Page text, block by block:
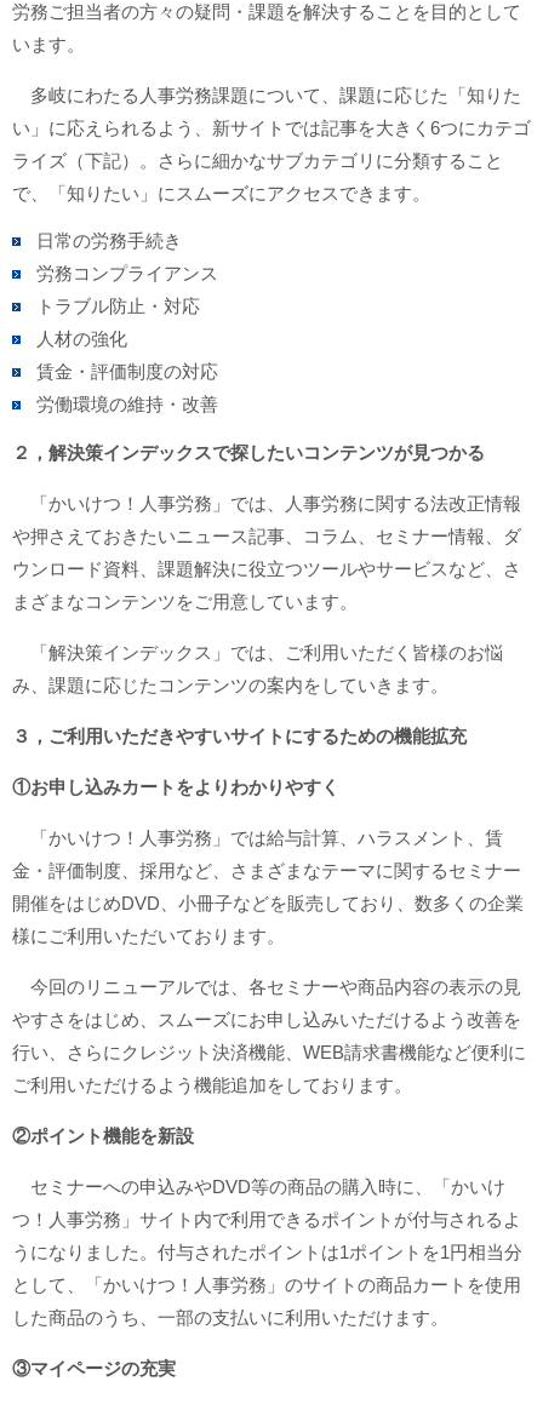
労務ご担当者の方々の疑問・課題を解決することを目的として
います。
多岐にわたる人事労務課題について、課題に応じた「知りた
い」に応えられるよう、新サイトでは記事を大きく6つにカテゴ
ライズ（下記）。さらに細かなサブカテゴリに分類すること
で、「知りたい」にスムーズにアクセスできます。
日常の労務手続き
労務コンプライアンス
トラブル防止・対応
人材の強化
賃金・評価制度の対応
労働環境の維持・改善
２，解決策インデックスで探したいコンテンツが見つかる
「かいけつ！人事労務」では、人事労務に関する法改正情報
や押さえておきたいニュース記事、コラム、セミナー情報、ダ
ウンロード資料、課題解決に役立つツールやサービスなど、さ
まざまなコンテンツをご用意しています。
「解決策インデックス」では、ご利用いただく皆様のお悩
み、課題に応じたコンテンツの案内をしていきます。
３，ご利用いただきやすいサイトにするための機能拡充
①お申し込みカートをよりわかりやすく
「かいけつ！人事労務」では給与計算、ハラスメント、賃
金・評価制度、採用など、さまざまなテーマに関するセミナー
開催をはじめDVD、小冊子などを販売しており、数多くの企業
様にご利用いただいております。
今回のリニューアルでは、各セミナーや商品内容の表示の見
やすさをはじめ、スムーズにお申し込みいただけるよう改善を
行い、さらにクレジット決済機能、WEB請求書機能など便利に
ご利用いただけるよう機能追加をしております。
②ポイント機能を新設
セミナーへの申込みやDVD等の商品の購入時に、「かいけ
つ！人事労務」サイト内で利用できるポイントが付与されるよ
うになりました。付与されたポイントは1ポイントを1円相当分
として、「かいけつ！人事労務」のサイトの商品カートを使用
した商品のうち、一部の支払いに利用いただけます。
③マイページの充実